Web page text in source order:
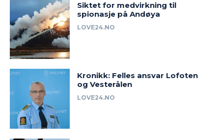
Siktet for medvirkning til
spionasje på Andøya
LOVE24.NO
Kronikk: Felles ansvar Lofoten
og Vesterålen
LOVE24.NO